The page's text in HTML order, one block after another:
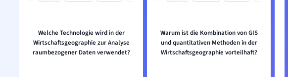
Welche Technologie wird in der
Wirtschaftsgeographie zur Analyse
raumbezogener Daten verwendet?
Warum ist die Kombination von GIS
und quantitativen Methoden in der
Wirtschaftsgeographie vorteilhaft?